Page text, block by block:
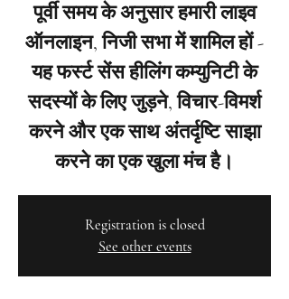
पूर्वी समय के अनुसार हमारी लाइव
ऑनलाइन, निजी सभा में शामिल हों -
यह फर्स्ट सेंस हीलिंग कम्युनिटी के
सदस्यों के लिए जुड़ने, विचार-विमर्श
करने और एक साथ अंतर्दृष्टि साझा
करने का एक खुला मंच है।
Registration is closed
See other events